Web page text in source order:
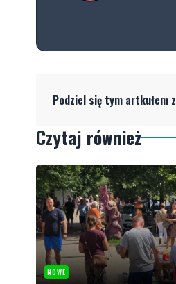
Podziel się tym artkułem
Czytaj również
NOWE